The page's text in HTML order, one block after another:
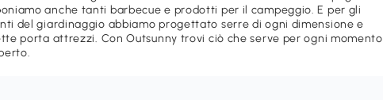
anche tanti barbecue e prodotti per il campeggio. E per gli
del giardinaggio abbiamo progettato serre di ogni dimensione e
porta attrezzi. Con Outsunny trovi ciò che serve per ogni momento